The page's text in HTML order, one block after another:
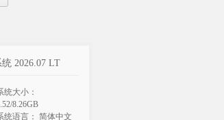
2026.07 LT
统大小：
8.26GB
统语言： 简体中文